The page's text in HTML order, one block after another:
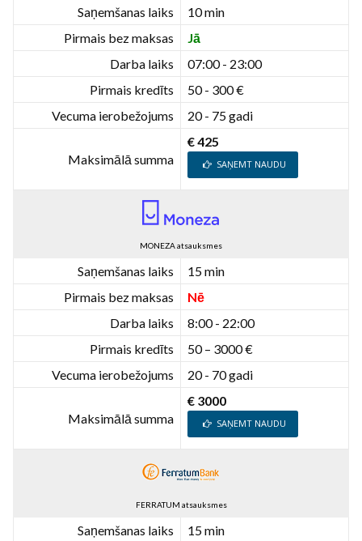
Saņemšanas laiks
10 min
Pirmais bez maksas
Jā
Darba laiks
07:00 - 23:00
Pirmais kredīts
50 - 300 €
Vecuma ierobežojums
20 - 75 gadi
Maksimālā summa
€ 425
SAŅEMT NAUDU
MONEZA atsauksmes
Saņemšanas laiks
15 min
Pirmais bez maksas
Nē
Darba laiks
8:00 - 22:00
Pirmais kredīts
50 – 3000 €
Vecuma ierobežojums
20 - 70 gadi
Maksimālā summa
€ 3000
SAŅEMT NAUDU
FERRATUM atsauksmes
Saņemšanas laiks
15 min